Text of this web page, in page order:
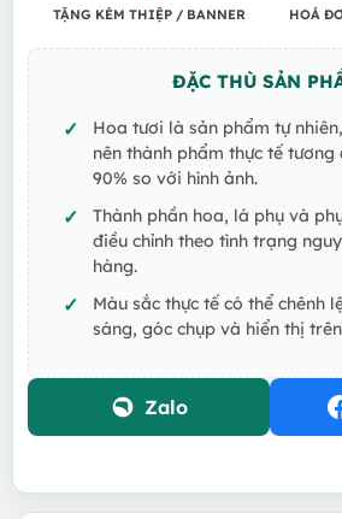
TẶNG KÈM THIỆP / BANNER HOÁ
ĐẶC THÙ SẢN
Hoa tươi là sản phẩm tự
nên thành phẩm thực tế
90% so với hình ảnh.
Thành phần hoa, lá phụ và
điều chỉnh theo tình trạng
hàng.
Màu sắc thực tế có thể chênh
sáng, góc chụp và hiển thị
Zalo